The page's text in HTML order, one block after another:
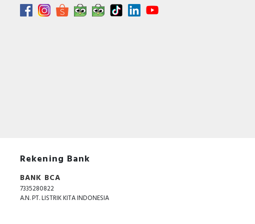
Rekening Bank
BANK BCA
7335280822
A.N. PT. LISTRIK KITA INDONESIA